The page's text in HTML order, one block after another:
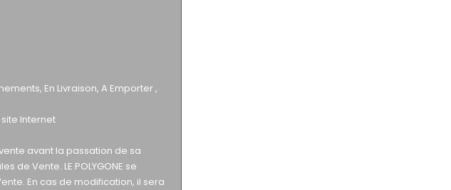
En Livraison, A Emporter ,
Internet
avant la passation de sa
Vente. LE POLYGONE se
En cas de modification, il sera